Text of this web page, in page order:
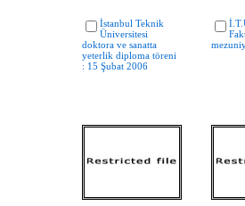
İstanbul Teknik
Üniversitesi
doktora ve sanatta
yeterlik diploma töreni
: 15 Şubat 2006